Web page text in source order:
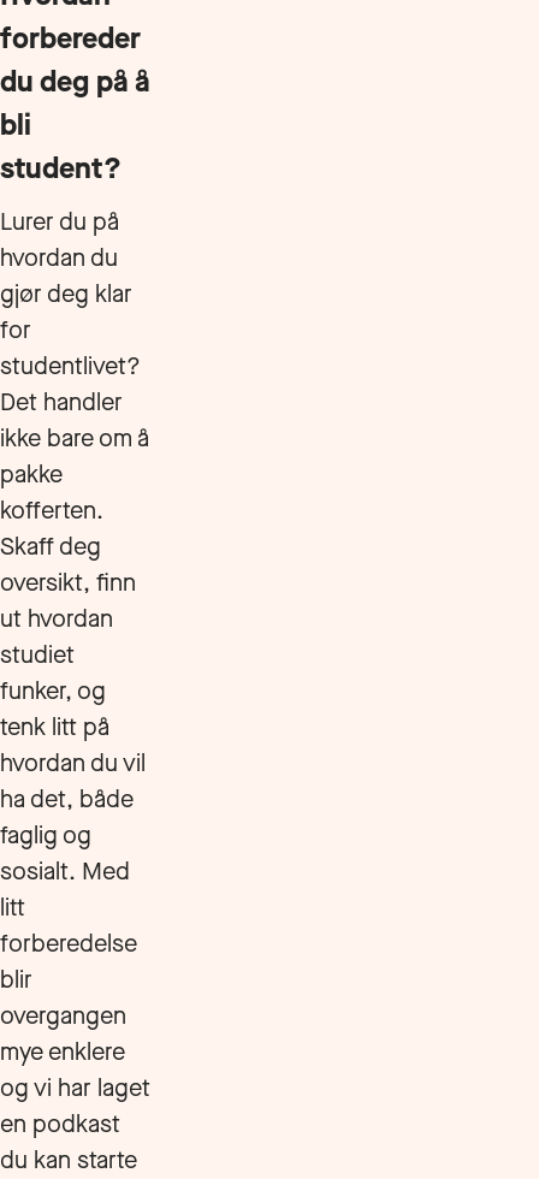
forbereder
du deg på å
bli
student?
Lurer du på
hvordan du
gjør deg klar
for
studentlivet?
Det handler
ikke bare om å
pakke
kofferten.
Skaff deg
oversikt, finn
ut hvordan
studiet
funker, og
tenk litt på
hvordan du vil
ha det, både
faglig og
sosialt. Med
litt
forberedelse
blir
overgangen
mye enklere
og vi har laget
en podkast
du kan starte